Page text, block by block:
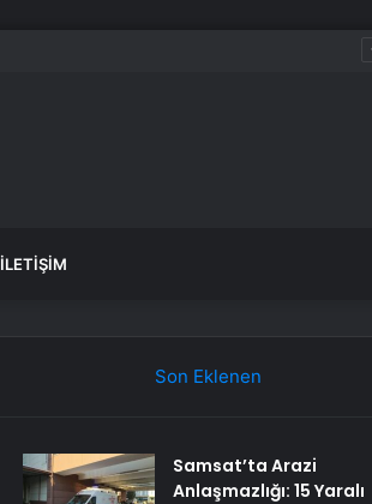
İLETIŞIM
Son Eklenen
Samsat’ta Arazi
Anlaşmazlığı: 15 Yaralı